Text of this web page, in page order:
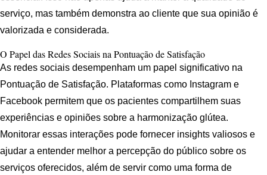
serviço, mas também demonstra ao cliente que sua opinião é
valorizada e considerada.
O Papel das Redes Sociais na Pontuação de Satisfação
As redes sociais desempenham um papel significativo na
Pontuação de Satisfação. Plataformas como Instagram e
Facebook permitem que os pacientes compartilhem suas
experiências e opiniões sobre a harmonização glútea.
Monitorar essas interações pode fornecer insights valiosos e
ajudar a entender melhor a percepção do público sobre os
serviços oferecidos, além de servir como uma forma de